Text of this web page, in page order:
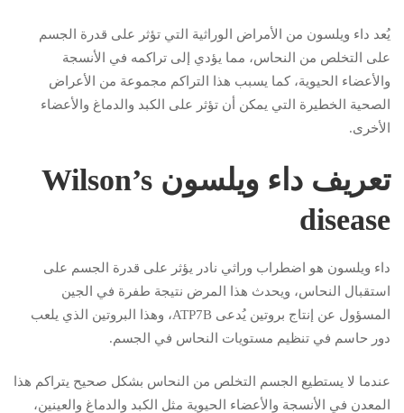
يُعد داء ويلسون من الأمراض الوراثية التي تؤثر على قدرة الجسم
على التخلص من النحاس، مما يؤدي إلى تراكمه في الأنسجة
والأعضاء الحيوية، كما يسبب هذا التراكم مجموعة من الأعراض
الصحية الخطيرة التي يمكن أن تؤثر على الكبد والدماغ والأعضاء
الأخرى.
تعريف داء ويلسون Wilson’s
disease
داء ويلسون هو اضطراب وراثي نادر يؤثر على قدرة الجسم على
استقبال النحاس، ويحدث هذا المرض نتيجة طفرة في الجين
المسؤول عن إنتاج بروتين يُدعى ATP7B، وهذا البروتين الذي يلعب
دور حاسم في تنظيم مستويات النحاس في الجسم.
عندما لا يستطيع الجسم التخلص من النحاس بشكل صحيح يتراكم هذا
المعدن في الأنسجة والأعضاء الحيوية مثل الكبد والدماغ والعينين،